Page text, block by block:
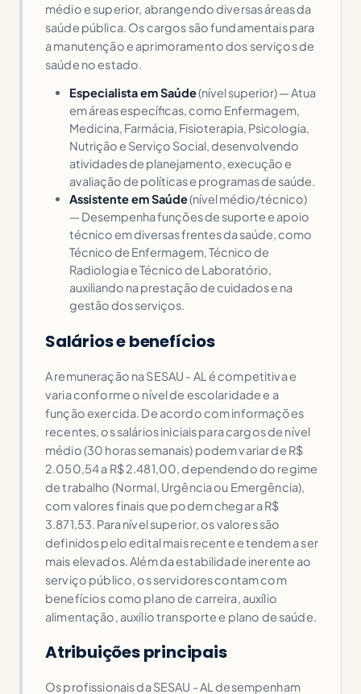
médio e superior, abrangendo diversas áreas da
saúde pública. Os cargos são fundamentais para
a manutenção e aprimoramento dos serviços de
saúde no estado.
Especialista em Saúde(nível superior) — Atua
em áreas específicas, como Enfermagem,
Medicina, Farmácia, Fisioterapia, Psicologia,
Nutrição e Serviço Social, desenvolvendo
atividades de planejamento, execução e
avaliação de políticas e programas de saúde.
Assistente em Saúde(nível médio/técnico)
— Desempenha funções de suporte e apoio
técnico em diversas frentes da saúde, como
Técnico de Enfermagem, Técnico de
Radiologia e Técnico de Laboratório,
auxiliando na prestação de cuidados e na
gestão dos serviços.
Salários e benefícios
A remuneração na SESAU - AL é competitiva e
varia conforme o nível de escolaridade e a
função exercida. De acordo com informações
recentes, os salários iniciais para cargos de nível
médio (30 horas semanais) podem variar de R$
2.050,54 a R$ 2.481,00, dependendo do regime
de trabalho (Normal, Urgência ou Emergência),
com valores finais que podem chegar a R$
3.871,53. Para nível superior, os valores são
definidos pelo edital mais recente e tendem a ser
mais elevados. Além da estabilidade inerente ao
serviço público, os servidores contam com
benefícios como plano de carreira, auxílio
alimentação, auxílio transporte e plano de saúde.
Atribuições principais
Os profissionais da SESAU - AL desempenham